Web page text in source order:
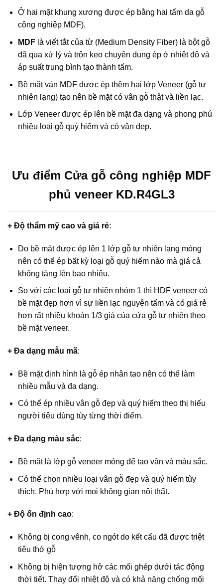
Ở hai mặt khung xương được ép bằng hai tấm da gỗ
công nghiệp MDF).
MDFlà viết tắt của từ (Medium Density Fiber) là bột gỗ
đã qua xử lý và trộn keo chuyên dụng ép ở nhiệt độ và
áp suất trung bình tạo thành tấm.
Bề mặt ván MDF được ép thêm hai lớp Veneer (gỗ tự
nhiên lạng) tạo nên bề mặt có vân gỗ thật và liền lạc.
Lớp Veneer được ép lên bề mặt đa dạng và phong phú
nhiều loại gỗ quý hiếm và có vân đẹp.
Ưu điểm Cửa gỗ công nghiệp MDF
phủ veneer KD.R4GL3
+ Độ thẩm mỹ cao và giá rẻ:
Do bề mặt được ép lên 1 lớp gỗ tự nhiên lạng mỏng
nên có thể ép bất kỳ loại gỗ quý hiếm nào mà giá cả
không tăng lên bao nhiêu.
So với các loại gỗ tự nhiên nhóm 1 thì HDF veneer có
bề mặt đẹp hơn vì sự liền lạc nguyên tấm và có giá rẻ
hơn rất nhiều khoản 1/3 giá của cửa gỗ tự nhiên theo
bề mặt veneer.
+ Đa dạng mẫu mã:
Bề mặt định hình là gỗ ép nhân tạo nên có thể làm
nhiều mẫu và đa dạng.
Có thể ép nhiều vân gỗ đẹp và quý hiếm theo thị hiếu
người tiêu dùng tùy từng thời điểm.
+ Đa dạng màu sắc:
Bề mặt là lớp gỗ veneer mỏng để tạo vân và màu sắc.
Có thể chọn nhiều loại vân gỗ đẹp và quý hiếm tùy
thích. Phù hợp với mọi không gian nội thất.
+ Độ ổn định cao:
Không bị cong vênh, co ngót do kết cấu đã được triệt
tiêu thớ gỗ
Không bị hiện tượng hở các mối ghép dưới tác động
thời tiết. Thay đổi nhiệt độ và có khả năng chống mối